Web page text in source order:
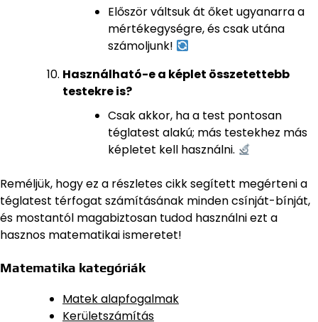
Először váltsuk át őket ugyanarra a
mértékegységre, és csak utána
számoljunk!
Használható-e a képlet összetettebb
testekre is?
Csak akkor, ha a test pontosan
téglatest alakú; más testekhez más
képletet kell használni.
Reméljük, hogy ez a részletes cikk segített megérteni a
téglatest térfogat számításának minden csínját-bínját,
és mostantól magabiztosan tudod használni ezt a
hasznos matematikai ismeretet!
Matematika kategóriák
Matek alapfogalmak
Kerületszámítás